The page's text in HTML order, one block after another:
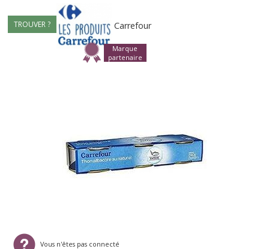
TROUVER ? Carrefour
Marque
partenaire
Vous n'êtes pas connecté